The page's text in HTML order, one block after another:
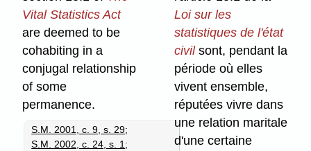
Vital Statistics Act
are deemed to be
cohabiting in a
conjugal relationship
of some
permanence.
S.M. 2001, c. 9, s. 29;
S.M. 2002, c. 24, s. 1 ;
Loi sur les
statistiques de l'état
civilsont, pendant la
période où elles
vivent ensemble,
réputées vivre dans
une relation maritale
d'une certaine